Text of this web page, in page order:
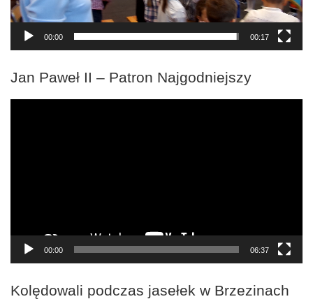
00:00 00:17
Jan Paweł II – Patron Najgodniejszy
00:00 06:37
Kolędowali podczas jasełek w Brzezinach